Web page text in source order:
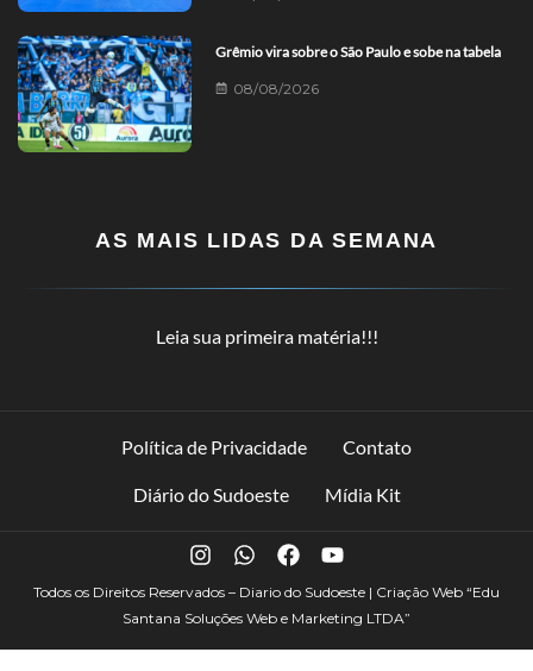
Grêmio vira sobre o São Paulo e sobe na tabela
08/08/2026
AS MAIS LIDAS DA SEMANA
Leia sua primeira matéria!!!
Política de Privacidade Contato
Diário do Sudoeste Mídia Kit
Todos os Direitos Reservados – Diario do Sudoeste | Criação Web “Edu
Santana Soluções Web e Marketing LTDA”